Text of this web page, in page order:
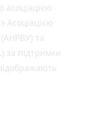
асоціацією
Асоціацією
(АНРВУ) та
за підтримки